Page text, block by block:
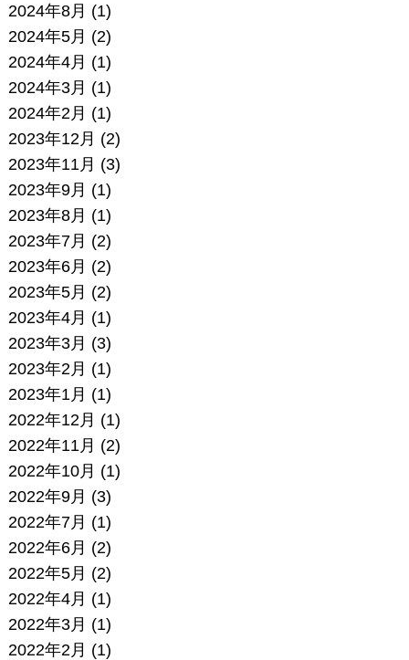
2024年8月 (1)
2024年5月 (2)
2024年4月 (1)
2024年3月 (1)
2024年2月 (1)
2023年12月 (2)
2023年11月 (3)
2023年9月 (1)
2023年8月 (1)
2023年7月 (2)
2023年6月 (2)
2023年5月 (2)
2023年4月 (1)
2023年3月 (3)
2023年2月 (1)
2023年1月 (1)
2022年12月 (1)
2022年11月 (2)
2022年10月 (1)
2022年9月 (3)
2022年7月 (1)
2022年6月 (2)
2022年5月 (2)
2022年4月 (1)
2022年3月 (1)
2022年2月 (1)